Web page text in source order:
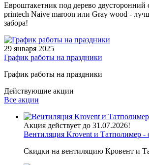
Евроштакетник под дерево двусторонний
printech Naive maroon или Gray wood -
забора!
29 января 2025
График работы на праздники
График работы на праздники
Действующие акции
Все акции
Акция действует до 31.07.2026!
Вентиляция Krovent и Татполимер -
Скидки на вентиляцию Кровент и